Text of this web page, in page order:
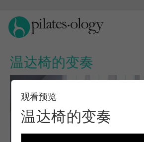
温达椅的变奏
观看预览
温达椅的变奏